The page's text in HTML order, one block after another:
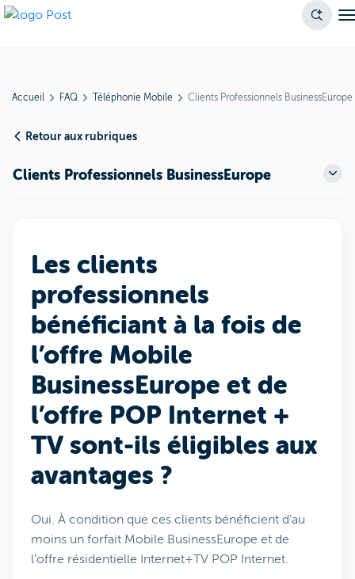
Accueil FAQ Téléphonie Mobile Clients Professionnels BusinessEurope
Retour aux rubriques
Clients Professionnels BusinessEurope
Les clients
professionnels
bénéficiant à la fois de
l’offre Mobile
BusinessEurope et de
l’offre POP Internet +
TV sont-ils éligibles aux
avantages ?
Oui. À condition que ces clients bénéficient d’au
moins un forfait Mobile BusinessEurope et de
l’offre résidentielle Internet+TV POP Internet.